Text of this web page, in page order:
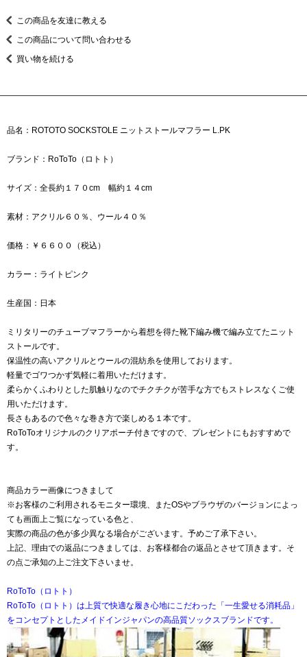
この商品を友達に教える
この商品について問い合わせる
買い物を続ける
品名：ROTOTO SOCKSTOLE ニットストールマフラー L.PK
ブランド：RoToTo（ロトト）
サイズ：全長約１７０cm 幅約１４cm
素材：アクリル６０％、ウール４０％
価格：￥６６００（税込）
カラー：ライトピンク
生産国：日本
ミリタリーのチューブマフラーから着想を得た靴下編み機で編み立てたニット
ストールです。
保温性の高いアクリルとウールの混紡糸を使用しております。
軽量でゴワつかず気軽に着用いただけます。
柔らかくふわりとした肌触りなのでチクチクが苦手な方でもストレスなくご使
用いただけます。
長さもあるので色々な巻き方で楽しめる１本です。
RoToToオリジナルのクリアポーチ付きですので、プレゼントにもおすすめで
す。
商品カラー画像につきまして
※お客様のご利用されるモニター環境、またOSやブラウザのバージョンによっ
ても画面上ご覧になっている色と、
実際の商品の色が多少異なる場合がございます。予めご了承下さい。
上記、理由での返品につきましては、お客様都合の返品とさせて頂きます。そ
の点ご承知の上ご注文下さいませ。
RoToTo（ロトト）
RoToTo（ロトト）は上質で快適な履き心地にこだわった「一生愛せる消耗品」
をコンセプトとしたメイドインジャパンの高品質ソックスブランドです。